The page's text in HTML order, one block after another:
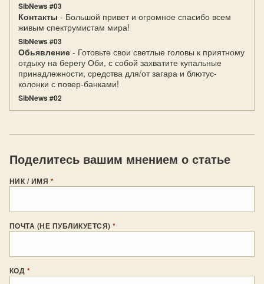
SibNews #03
Контакты - Большой привет и огромное спасибо всем
живым спектрумистам мира!
SibNews #03
Обьявление - Готовьте свои светлые головы к приятному
отдыху на берегу Оби, с собой захватите купальные
принадлежности, средства для/от загара и блютус-
колонки с повер-банками!
SibNews #02
Поделитесь вашим мнением о статье
НИК / ИМЯ *
ПОЧТА (НЕ ПУБЛИКУЕТСЯ)*
КОД *